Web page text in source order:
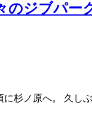
のジブパー
杉ノ原へ。 久